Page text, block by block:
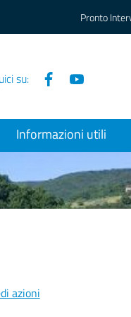
Pronto
su: Facebook
Informazioni utili
azioni